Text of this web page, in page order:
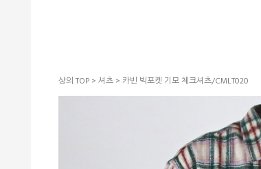
상의 TOP > 셔츠 > 카빈 빅포켓 기모 체크셔츠/CMLT020